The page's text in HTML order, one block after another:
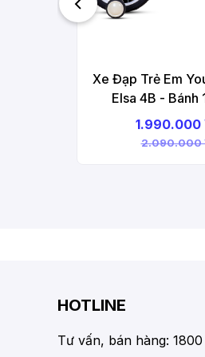
Xe Đạp Trẻ Em
Elsa 4B - Bánh
1.990.000
2.090.000
HOTLINE
Tư vấn, bán hàng: